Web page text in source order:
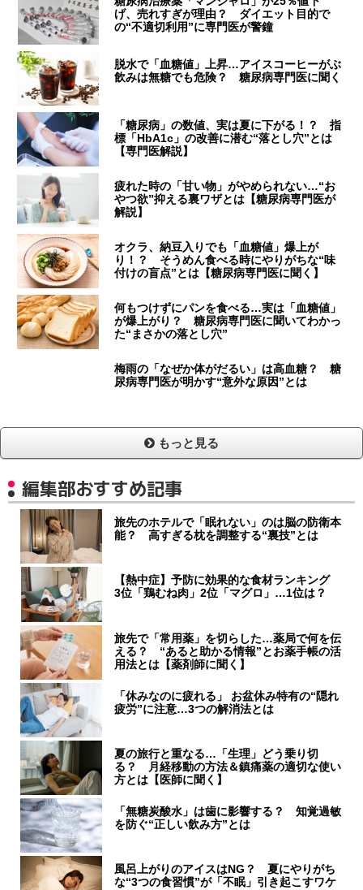
げ、売れすぎが理由？ ダイエット目的で
の“不適切利用”に専門医が警鐘
脱水で「血糖値」上昇…アイスコーヒーがぶ
飲みは無糖でも危険？ 糖尿病専門医に聞く
「糖尿病」の数値、実は夏に下がる！？ 指
標「HbA1c」の改善に潜む“落とし穴”とは
【専門医解説】
疲れた時の「甘い物」がやめられない…“お
やつ欲”抑える裏ワザとは【糖尿病専門医が
解説】
オクラ、納豆入りでも「血糖値」爆上が
り！？ そうめん食べる時にやりがちな“味
付けの盲点”とは【糖尿病専門医に聞く】
何もつけずにパンを食べる…実は「血糖値」
が爆上がり？ 糖尿病専門医に聞いてわかっ
た“まさかの落とし穴”
梅雨の「なぜか体がだるい」は高血糖？ 糖
尿病専門医が明かす“意外な原因”とは
もっと見る
編集部おすすめ記事
旅先のホテルで「眠れない」のは脳の防衛本
能？ 高すぎる枕を調整する“裏技”とは
【熱中症】予防に効果的な食材ランキング
3位「鶏むね肉」2位「マグロ」…1位は？
旅先で「常用薬」を切らした…薬局で何を伝
える？ “あると助かる情報”とお薬手帳の活
用法とは【薬剤師に聞く】
「休みなのに疲れる」 お盆休み特有の“隠れ
疲労”に注意…3つの解消法とは
夏の旅行と重なる…「生理」どう乗り切
る？ 月経移動の方法＆鎮痛薬の適切な使い
方とは【医師に聞く】
「無糖炭酸水」は歯に影響する？ 知覚過敏
を防ぐ“正しい飲み方”とは
風呂上がりのアイスはNG？ 夏にやりがち
な“3つの食習慣”が「不眠」引き起こすワケ